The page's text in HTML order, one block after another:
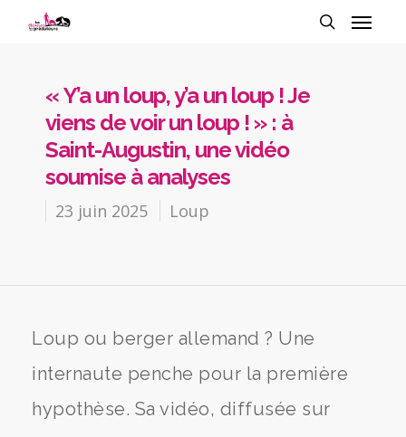
« Y’a un loup, y’a un loup ! Je
viens de voir un loup ! » : à
Saint-Augustin, une vidéo
soumise à analyses
23 juin 2025 Loup
Loup ou berger allemand ? Une
internaute penche pour la première
hypothèse. Sa vidéo, diffusée sur